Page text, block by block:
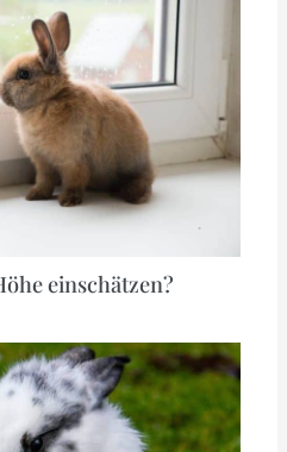
einschätzen?